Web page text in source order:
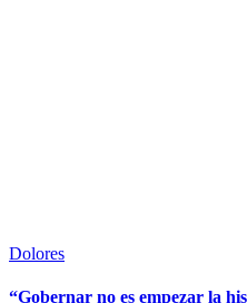
Dolores
“Gobernar no es empezar la